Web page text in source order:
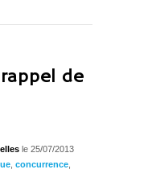
de
le 25/07/2013
concurrence